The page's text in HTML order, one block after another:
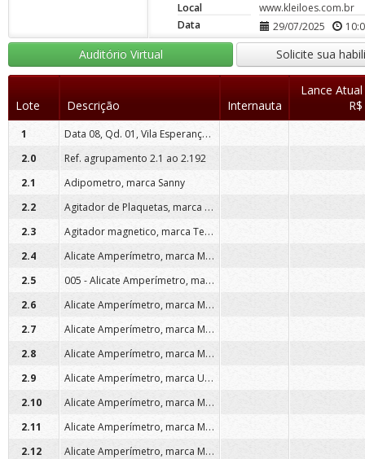
Local
www.kleiloes.com.br
Data
29/07/2025
Auditório Virtual Solicite sua
Lote Descrição Internauta
Lance Atual
R$
1 Data 08, Qd. 01, Vila Esperança, Maringá/Pr.
2.0
Ref. agrupamento 2.1 ao 2.192
2.1
Adipometro, marca Sanny
2.2
Agitador de Plaquetas, marca Helmer
2.3 Agitador magnetico, marca Tecnal
2.4 Alicate Amperímetro, marca Minipa
2.5 005 - Alicate Amperímetro, marca Minipa, modelo ET-3200, avaliado em R$ 63,00 (sessenta e três reais);
2.6 Alicate Amperímetro, marca Minipa
2.7 Alicate Amperímetro, marca Minipa
2.8 Alicate Amperímetro, marca Minipa
2.9 Alicate Amperímetro, marca Uni-T
2.10 Alicate Amperímetro, marca Minipa.
2.11 Alicate Amperímetro, marca Minipa,
2.12 Alicate Amperímetro, marca Minipa